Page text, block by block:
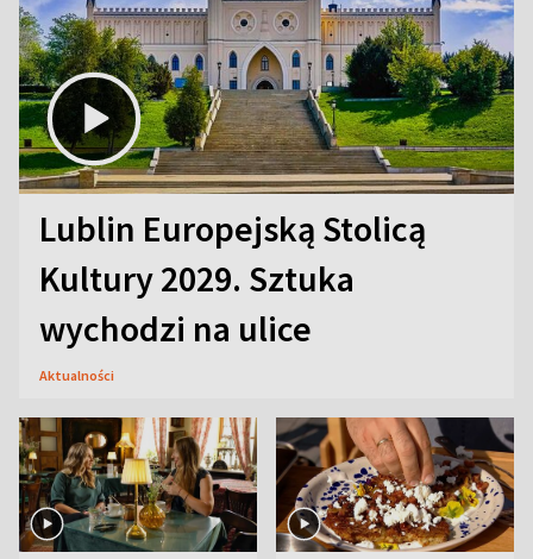
Lublin Europejską Stolicą
Kultury 2029. Sztuka
wychodzi na ulice
Aktualności